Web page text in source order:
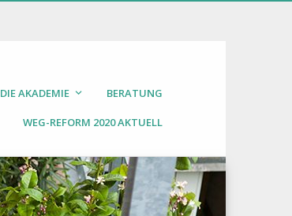
DIE AKADEMIE BERATUNG
WEG-REFORM 2020 AKTUELL